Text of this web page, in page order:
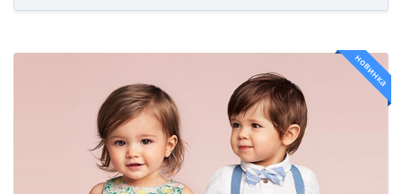
новинка